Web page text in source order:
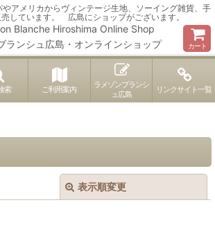
アメリカからヴィンテージ生地、ソーイング雑貨、手
しています。 広島にショップがございます。
Blanche Hiroshima Online Shop
ランシュ広島・オンラインショップ
カート
索 ご利用案内
ラメゾンブランシ
ュ広島
リンクサイト一覧
表示順変更